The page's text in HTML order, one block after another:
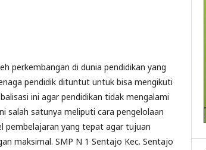
perkembangan di dunia pendidikan yang
pendidik dituntut untuk bisa mengikuti
ini agar pendidikan tidak mengalami
salah satunya meliputi cara pengelolaan
pembelajaran yang tepat agar tujuan
maksimal. SMP N 1 Sentajo Kec. Sentajo